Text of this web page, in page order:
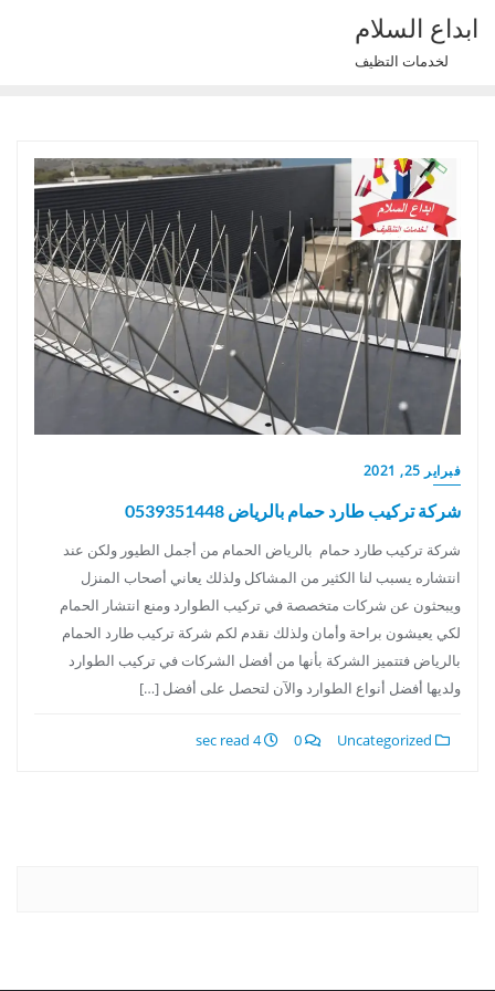
Skip
content
ابداع السلام
لخدمات التظيف
فبراير 25, 2021
شركة تركيب طارد حمام بالرياض 0539351448
شركة تركيب طارد حمام بالرياض الحمام من أجمل الطيور ولكن عند
انتشاره يسبب لنا الكثير من المشاكل ولذلك يعاني أصحاب المنزل
ويبحثون عن شركات متخصصة في تركيب الطوارد ومنع انتشار الحمام
لكي يعيشون براحة وأمان ولذلك نقدم لكم شركة تركيب طارد الحمام
بالرياض فتتميز الشركة بأنها من أفضل الشركات في تركيب الطوارد
ولديها أفضل أنواع الطوارد والآن لتحصل على أفضل […]
4 sec read